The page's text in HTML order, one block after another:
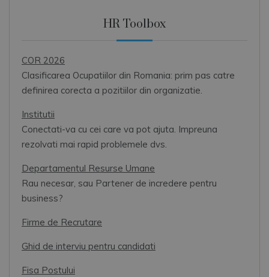
HR Toolbox
COR 2026
Clasificarea Ocupatiilor din Romania: prim pas catre
definirea corecta a pozitiilor din organizatie.
Institutii
Conectati-va cu cei care va pot ajuta. Impreuna
rezolvati mai rapid problemele dvs.
Departamentul Resurse Umane
Rau necesar, sau Partener de incredere pentru
business?
Firme de Recrutare
Ghid de interviu pentru candidati
Fisa Postului